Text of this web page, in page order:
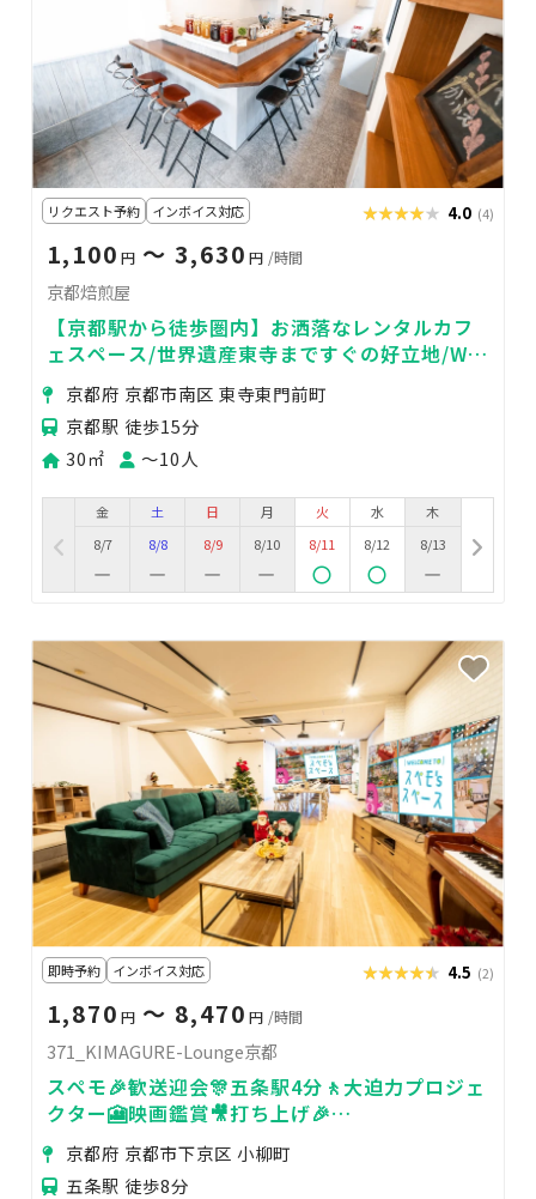
リクエスト予約 インボイス対応 ★★★★★
★★★★★ 4.0 (4)
1,100 円 〜 3,630 円 /時間
京都焙煎屋
【京都駅から徒歩圏内】お洒落なレンタルカフ
ェスペース/世界遺産東寺まですぐの好立地/Wi-
Fiや音楽スピーカー完備
京都府 京都市南区 東寺東門前町
京都駅 徒歩15分
30㎡
〜10人
金
8/7
土
8/8
日
8/9
月
8/10
火
8/11
水
8/12
木
8/13
即時予約 インボイス対応 ★★★★★
★★★★★ 4.5 (2)
1,870 円 〜 8,470 円 /時間
371_KIMAGURE-Lounge京都
スペモ🎉歓送迎会🎊五条駅4分🚶大迫力プロジェ
クター🎦映画鑑賞🎥打ち上げ🎉
371_KIMAGURE-Lounge京都
京都府 京都市下京区 小柳町
五条駅 徒歩8分